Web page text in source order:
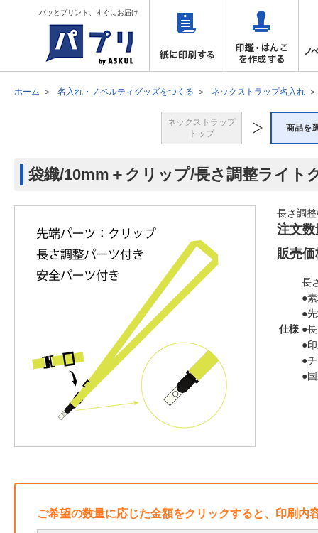
パッとプリント、すぐにお届け
ホーム 名入れ・ノベルティグッズをつくる ネックストラップ名入れ
ネックストラップ
トップ
商品を
袋織/10mm＋クリップ/長さ調整ライト
長さ調
注文数
販売価
仕様
長
●
●
●
●
●
●
ご希望の数量に応じた金額をクリックすると、印刷内